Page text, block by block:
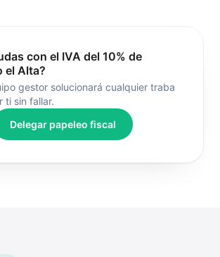
con el IVA del 10% de
el Alta?
gestor solucionará cualquier traba
ti sin fallar.
Delegar papeleo fiscal